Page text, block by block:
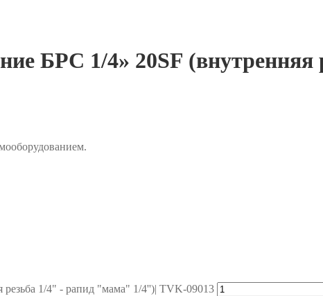
БРС 1/4» 20SF
резьба 1/4" - рапид "мама" 1/4'')| TVK-09013